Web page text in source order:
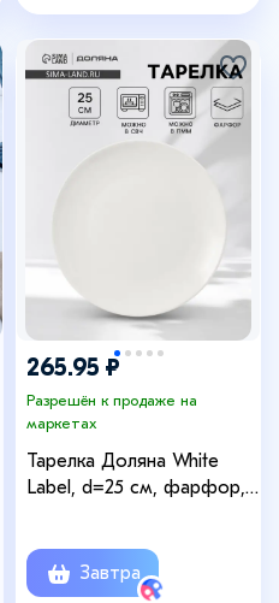
265.95 ₽
Разрешён к продаже на
маркетах
Тарелка Доляна White
Label, d=25 см, фарфор,
Завтра